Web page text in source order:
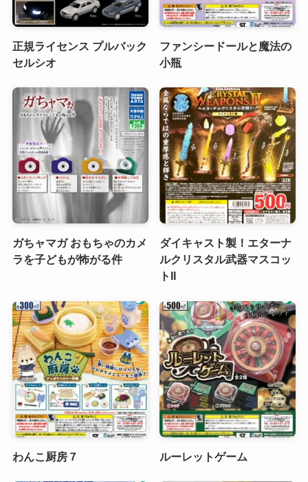
正規ライセンス プルバック
セルシオ
ファンシードールと魔法の
小瓶
ガちャマガ おもちゃのカメ
ラを子どもが怖がる件
ダイキャスト製！エターナ
ルクリスタル武器マスコッ
トII
わんこ厨房７ ルーレットゲーム